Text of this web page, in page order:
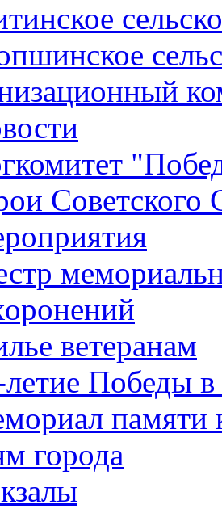
Советского
ветеранам
Победы
памяти
города